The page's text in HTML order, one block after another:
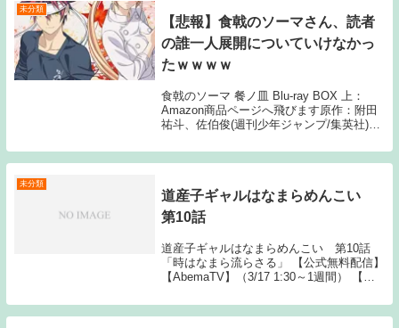
未分類
【悲報】食戟のソーマさん、読者
の誰一人展開についていけなかっ
たｗｗｗｗ
食戟のソーマ 餐ノ皿 Blu-ray BOX 上：
Amazon商品ページへ飛びます原作：附田
祐斗、佐伯俊(週刊少年ジャンプ/集英社)
日(月) 末期の迷走が酷かった 2: 2月20日
(月)...
未分類
道産子ギャルはなまらめんこい
第10話
道産子ギャルはなまらめんこい 第10話
「時はなまら流らさる」 【公式無料配信】
【AbemaTV】（3/17 1:30～1週間） 【公
【ABEMA】 【Amazonプライム】 The
post ...